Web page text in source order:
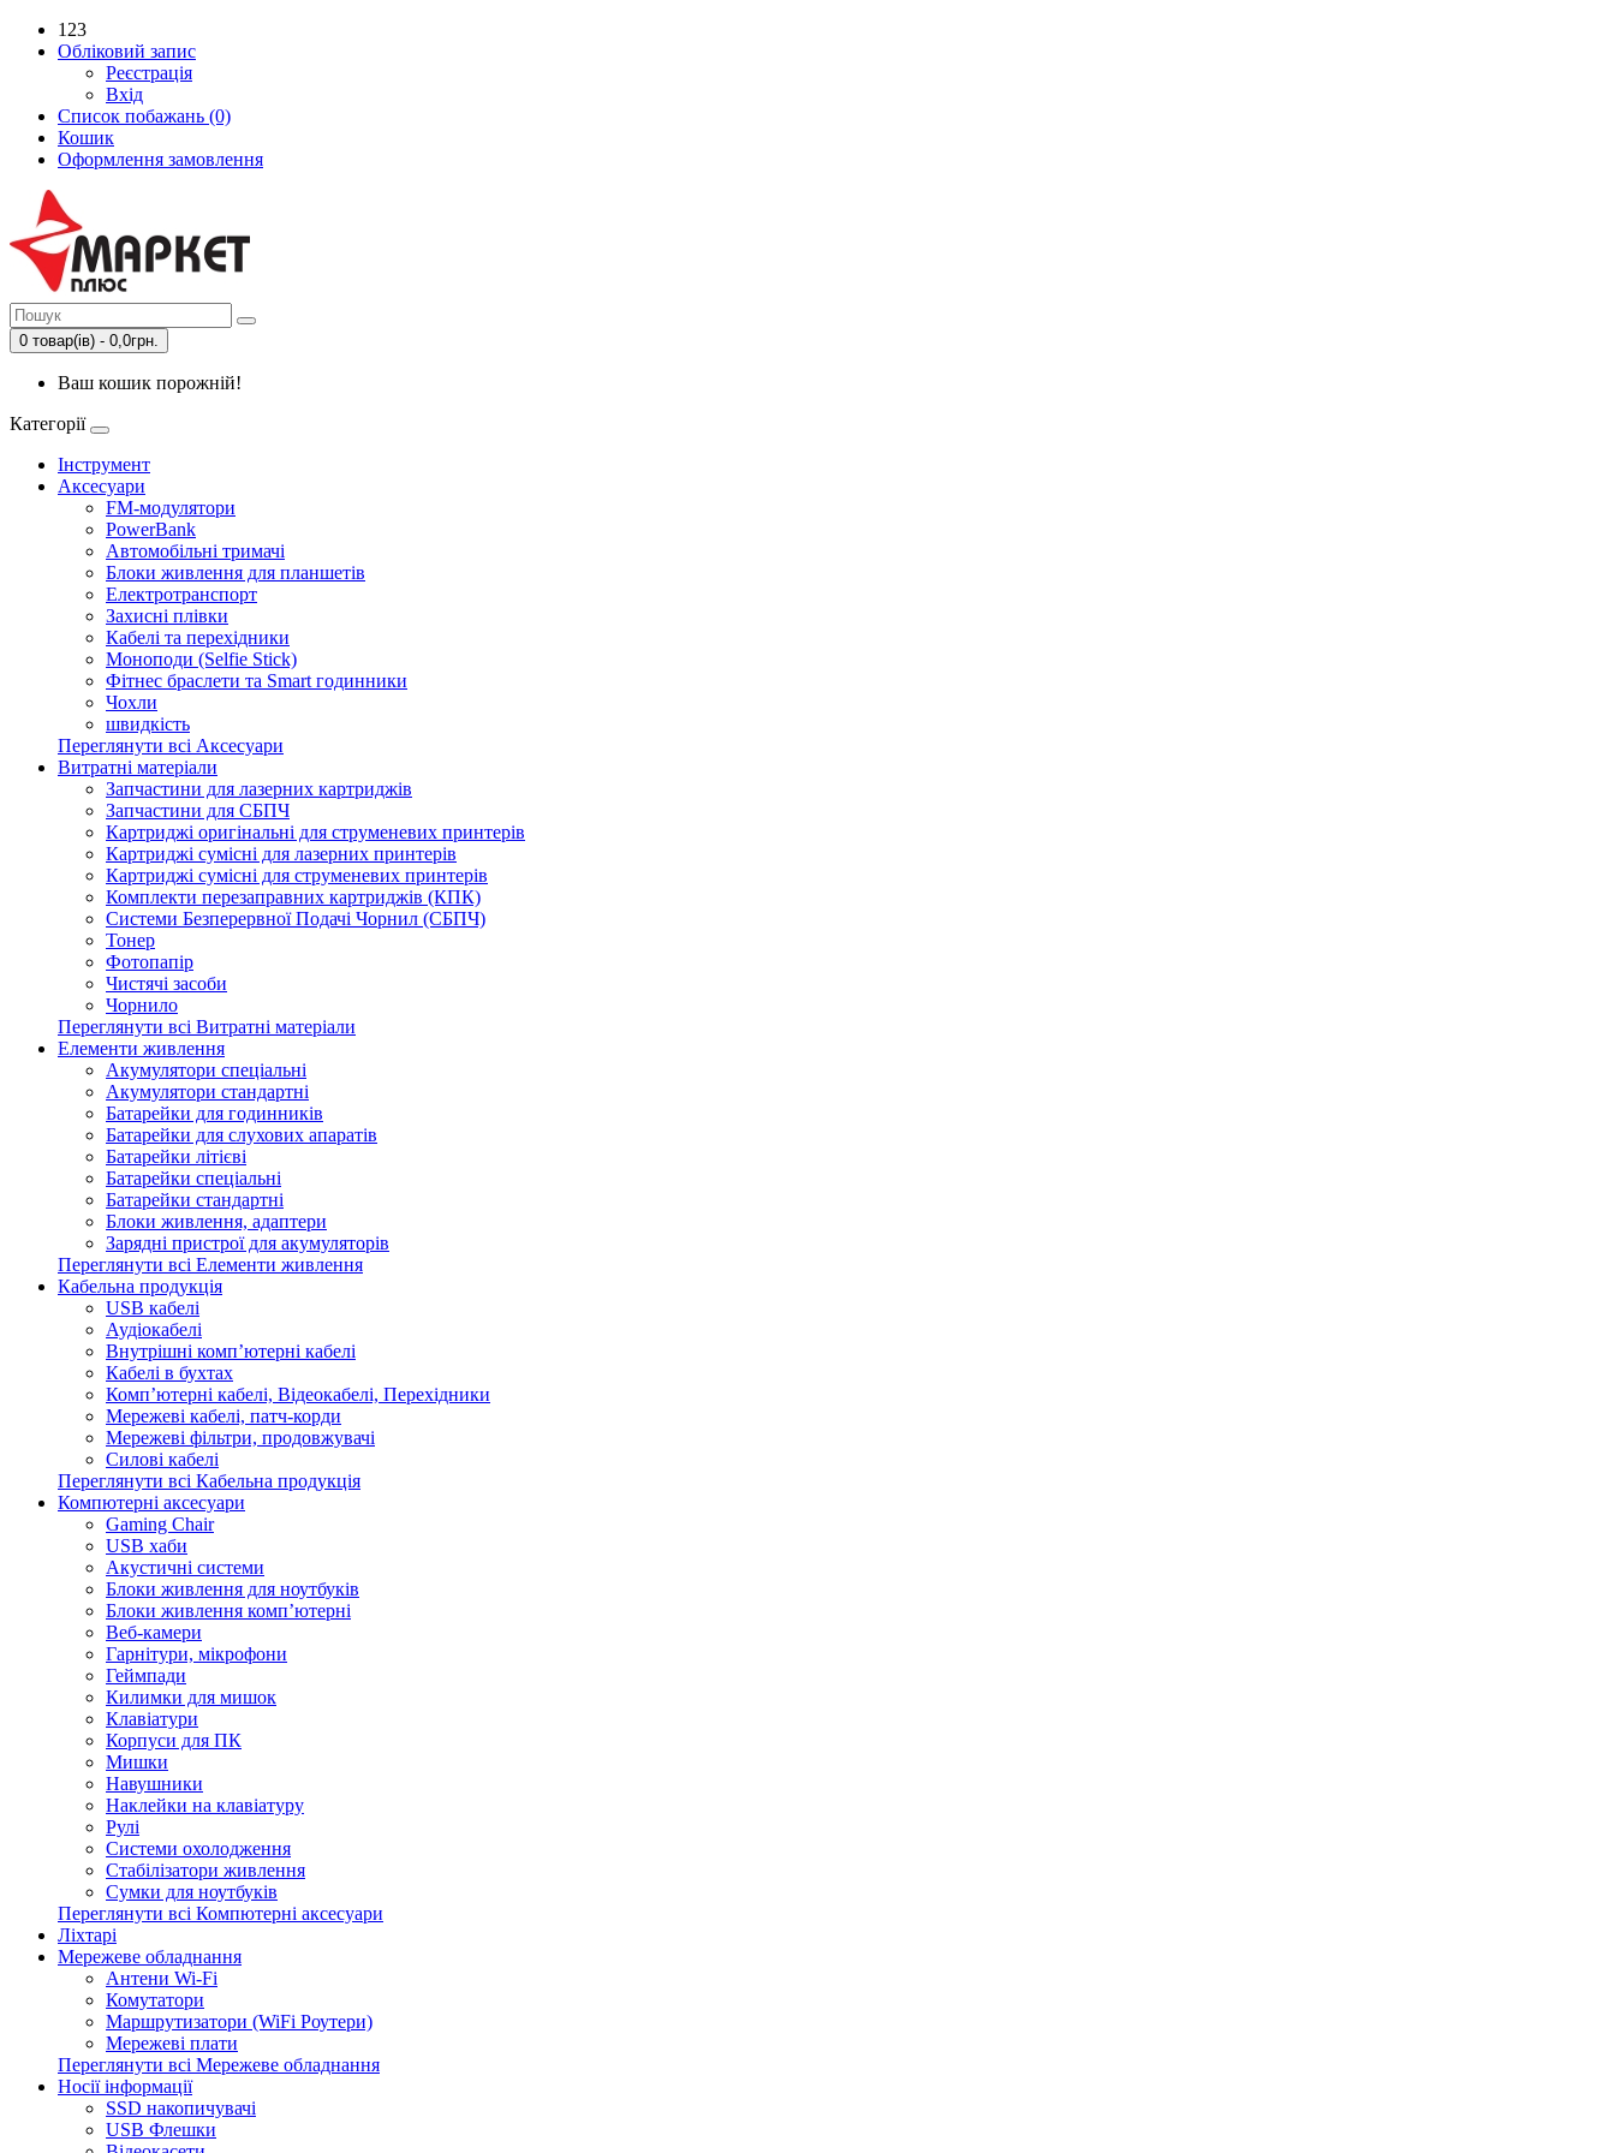
123
Обліковий запис
Реєстрація
Вхід
Список побажань (0)
Кошик
Оформлення замовлення
0 товар(ів) - 0,0грн.
Ваш кошик порожній!
Категорії
Інструмент
Аксесуари
FM-модулятори
PowerBank
Автомобільні тримачі
Блоки живлення для планшетів
Електротранспорт
Захисні плівки
Кабелі та перехідники
Моноподи (Selfie Stick)
Фітнес браслети та Smart годинники
Чохли
швидкість
Переглянути всі Аксесуари
Витратні матеріали
Запчастини для лазерних картриджів
Запчастини для СБПЧ
Картриджі оригінальні для струменевих принтерів
Картриджі сумісні для лазерних принтерів
Картриджі сумісні для струменевих принтерів
Комплекти перезаправних картриджів (КПК)
Системи Безперервної Подачі Чорнил (СБПЧ)
Тонер
Фотопапір
Чистячі засоби
Чорнило
Переглянути всі Витратні матеріали
Елементи живлення
Акумулятори спеціальні
Акумулятори стандартні
Батарейки для годинників
Батарейки для слухових апаратів
Батарейки літієві
Батарейки спеціальні
Батарейки стандартні
Блоки живлення, адаптери
Зарядні пристрої для акумуляторів
Переглянути всі Елементи живлення
Кабельна продукція
USB кабелі
Аудіокабелі
Внутрішні комп’ютерні кабелі
Кабелі в бухтах
Комп’ютерні кабелі, Відеокабелі, Перехідники
Мережеві кабелі, патч-корди
Мережеві фільтри, продовжувачі
Силові кабелі
Переглянути всі Кабельна продукція
Компютерні аксесуари
Gaming Chair
USB хаби
Акустичні системи
Блоки живлення для ноутбуків
Блоки живлення комп’ютерні
Веб-камери
Гарнітури, мікрофони
Геймпади
Килимки для мишок
Клавіатури
Корпуси для ПК
Мишки
Навушники
Наклейки на клавіатуру
Рулі
Системи охолодження
Стабілізатори живлення
Сумки для ноутбуків
Переглянути всі Компютерні аксесуари
Ліхтарі
Мережеве обладнання
Антени Wi-Fi
Комутатори
Маршрутизатори (WiFi Роутери)
Мережеві плати
Переглянути всі Мережеве обладнання
Носії інформації
SSD накопичувачі
USB Флешки